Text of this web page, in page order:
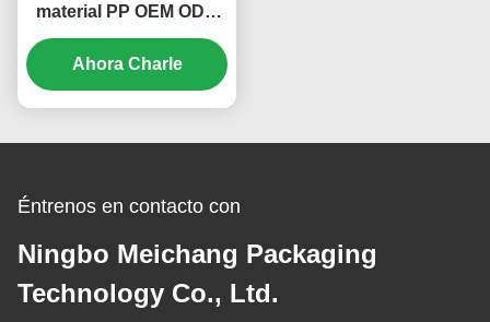
material PP OEM ODM
para embalaje
cosmético, volumen de
20 ml y 30 ml (MC-214)
Ahora Charle
Éntrenos en contacto con
Ningbo Meichang Packaging
Technology Co., Ltd.